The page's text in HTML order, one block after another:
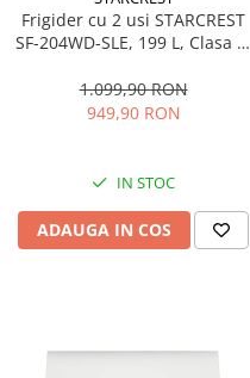
Frigider cu 2 usi STARCREST
SF-204WD-SLE, 199 L, Clasa E,
Termostat Ajustabil, Usi
reversibile, H 143 cm, Argintiu
1.099,90 RON
949,90 RON
IN STOC
ADAUGA IN COS